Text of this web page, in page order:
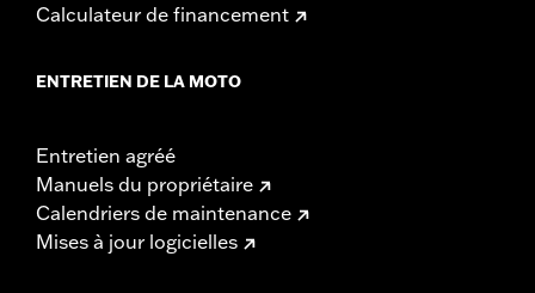
Calculateur de financement
ENTRETIEN DE LA MOTO
Entretien agréé
Manuels du propriétaire
Calendriers de maintenance
Mises à jour logicielles